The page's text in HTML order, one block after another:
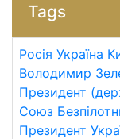
Tags
Росія Україна
Володимир
Президент
Союз
Президент